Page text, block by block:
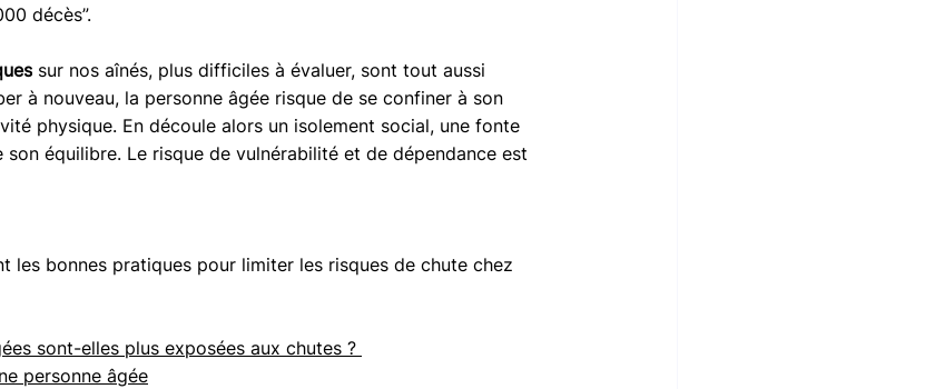
décès”.
sur nos aînés, plus difficiles à évaluer, sont tout aussi
à nouveau, la personne âgée risque de se confiner à son
physique. En découle alors un isolement social, une fonte
équilibre. Le risque de vulnérabilité et de dépendance est
les bonnes pratiques pour limiter les risques de chute chez
sont-elles plus exposées aux chutes ?
personne âgée